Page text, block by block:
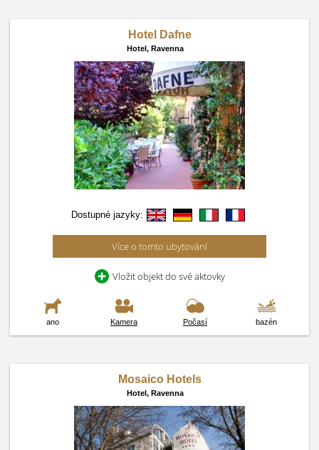
Hotel Dafne
Hotel, Ravenna
Dostupné jazyky:
Více o tomto ubytování
Vložit objekt do své aktovky
ano Kamera Počasí bazén
Mosaico Hotels
Hotel, Ravenna